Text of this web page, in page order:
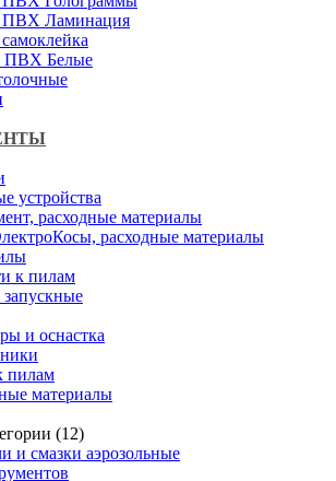
ПВХ Ламинация
ПВХ Белые
устройства
расходные материалы
расходные материалы
к пилам
и оснастка
пилам
материалы
(12)
и смазки аэрозольные